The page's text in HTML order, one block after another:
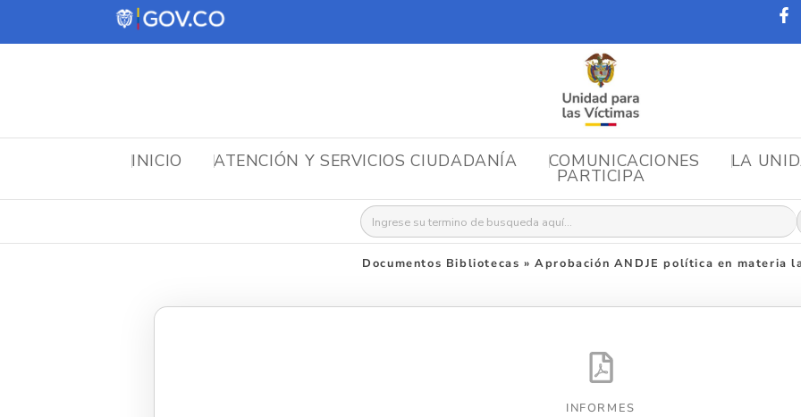
INICIO ATENCIÓN Y SERVICIOS CIUDADANÍA COMUNICACIONES LA
PARTICIPA
Buscar:
Documentos Bibliotecas »Aprobación ANDJE política en materia
INFORMES